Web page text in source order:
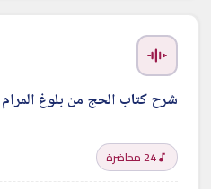
شرح كتاب الحج من بلوغ المرام
24 محاضرة